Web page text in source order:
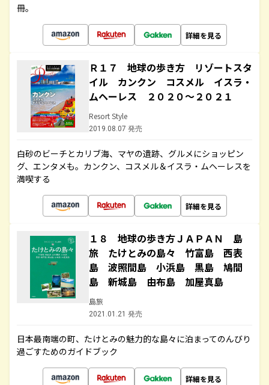
冊。
詳細を見る
Ｒ１７ 地球の歩き方 リゾートスタ
イル カンクン コスメル イスラ・
ムヘーレス ２０２０～２０２１
Resort Style
2019.08.07 発売
白砂のビーチとカリブ海、マヤの遺跡、グルメにショッピン
グ、エンタメも。カンクン、コスメル＆イスラ・ムヘーレスを
満喫する
詳細を見る
１８ 地球の歩き方ＪＡＰＡＮ 島
旅 たけとみの島々 竹富島 西表
島 波照間島 小浜島 黒島 鳩間
島 新城島 由布島 加屋真島
島旅
2021.01.21 発売
日本最南端の町、たけとみの魅力的な島々に泊まってのんびり
過ごすためのガイドブック
詳細を見る